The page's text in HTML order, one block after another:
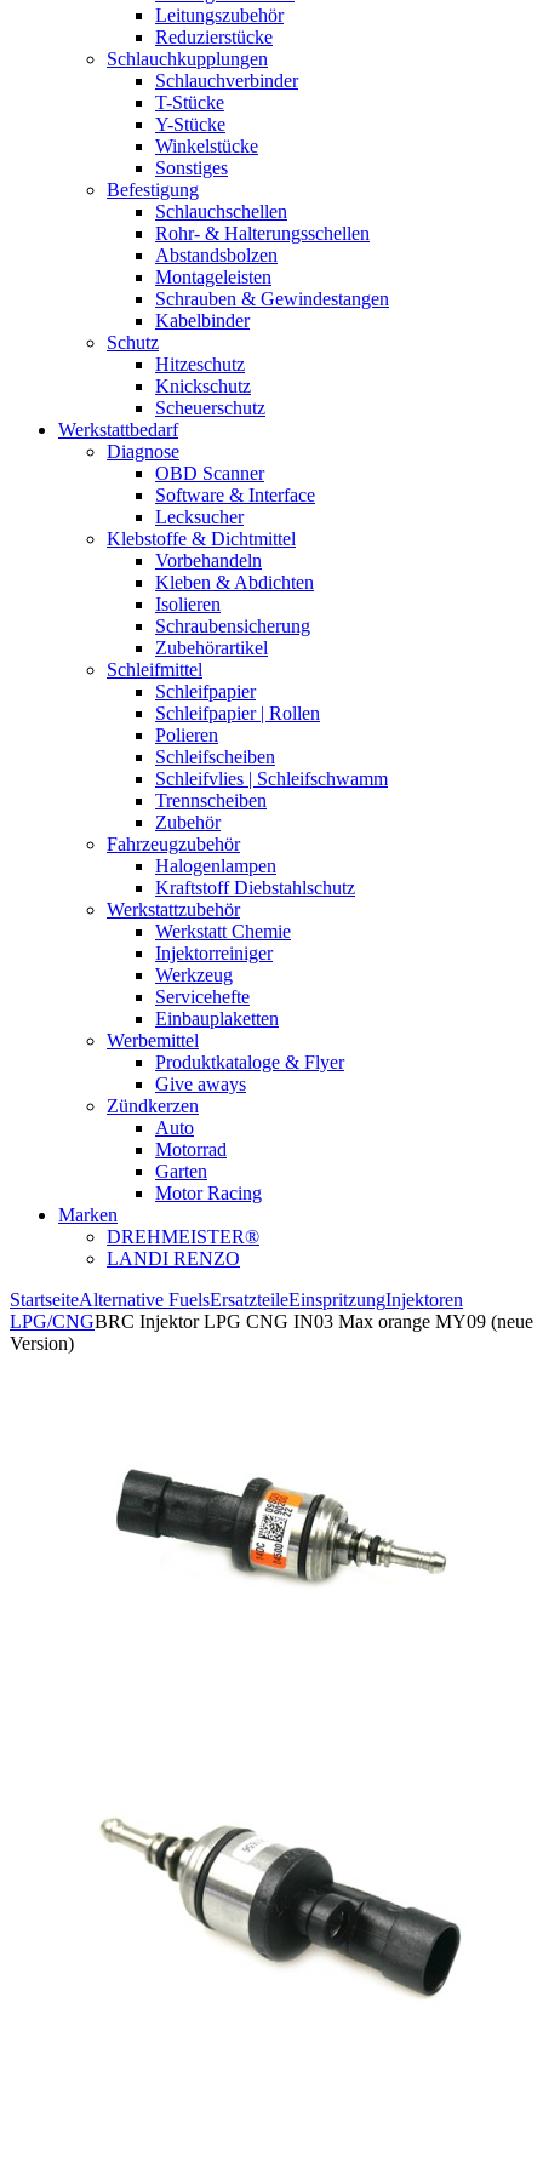
Leitungszubehör
Reduzierstücke
Schlauchkupplungen
Schlauchverbinder
T-Stücke
Y-Stücke
Winkelstücke
Sonstiges
Befestigung
Schlauchschellen
Rohr- & Halterungsschellen
Abstandsbolzen
Montageleisten
Schrauben & Gewindestangen
Kabelbinder
Schutz
Hitzeschutz
Knickschutz
Scheuerschutz
Werkstattbedarf
Diagnose
OBD Scanner
Software & Interface
Lecksucher
Klebstoffe & Dichtmittel
Vorbehandeln
Kleben & Abdichten
Isolieren
Schraubensicherung
Zubehörartikel
Schleifmittel
Schleifpapier
Schleifpapier | Rollen
Polieren
Schleifscheiben
Schleifvlies | Schleifschwamm
Trennscheiben
Zubehör
Fahrzeugzubehör
Halogenlampen
Kraftstoff Diebstahlschutz
Werkstattzubehör
Werkstatt Chemie
Injektorreiniger
Werkzeug
Servicehefte
Einbauplaketten
Werbemittel
Produktkataloge & Flyer
Give aways
Zündkerzen
Auto
Motorrad
Garten
Motor Racing
Marken
DREHMEISTER®
LANDI RENZO
StartseiteAlternative FuelsErsatzteileEinspritzungInjektoren
LPG/CNGBRC Injektor LPG CNG IN03 Max orange MY09 (neue
Version)